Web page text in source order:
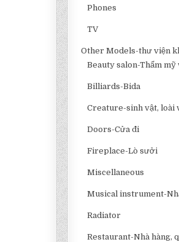
Phones
TV
Other Models-thư viện
Beauty salon-Thẩm mỹ
Billiards-Bida
Creature-sinh vật, loài
Doors-Cửa đi
Fireplace-Lò sưởi
Miscellaneous
Musical instrument-
Radiator
Restaurant-Nhà hàng,